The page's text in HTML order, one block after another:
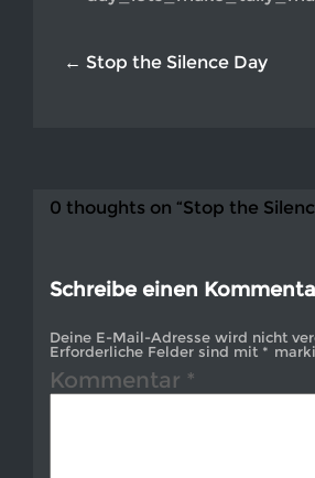
← Stop the Silence Day
0 thoughts on “Stop the
Schreibe einen
Deine E-Mail-Adresse wird nicht
Erforderliche Felder sind mit *
Kommentar *